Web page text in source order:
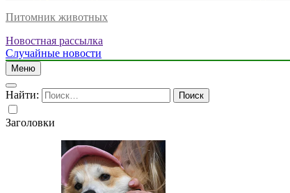
Питомник животных
Новостная рассылка
Случайные новости
Меню
Найти:
Заголовки